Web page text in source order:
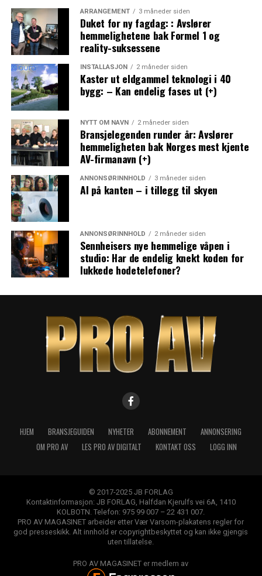
ARRANGEMENT 3 måneder siden
Duket for ny fagdag: : Avslører
hemmelighetene bak Formel 1 og
reality-suksessene
INSTALLASJON 2 måneder siden
Kaster ut eldgammel teknologi i 40
bygg: – Kan endelig fases ut (+)
NYTT OM NAVN 2 måneder siden
Bransjelegenden runder år: Avslører
hemmeligheten bak Norges mest kjente
AV-firmanavn (+)
ANNONSØRINNHOLD 3 måneder siden
AI på kanten – i tillegg til skyen
ANNONSØRINNHOLD 2 måneder siden
Sennheisers nye hemmelige våpen i
studio: Har de endelig knekt koden for
lukkede hodetelefoner?
HJEM BRANSJEGUIDEN NYHETER ABONNEMENT
ANNONSERING
OM PRO AV
LES PRO AV DIGITALT KONTAKT OSS LOGG INN
© 2017-2025 JB FORLAG
Kontaktinformasjon: JB FORLAG, Halfdan Kjerulfs vei 6A, 1410
KOLBOTN. Telefon: 975 99 007 – 22 431 007.
PRO AV MAGASINET arbeider etter Vær Varsom-plakatens regler for
god presseskikk. Alt innhold er copyrightbeskyttet og kan ikke gjengis
uten tillatelse.
PRO AV MAGASINET er medlem av